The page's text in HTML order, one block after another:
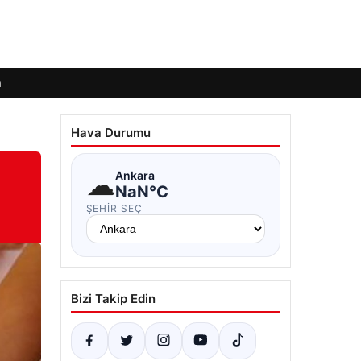
Hava Durumu
☁Ankara
NaN°C
ŞEHIR SEÇ
Bizi Takip Edin